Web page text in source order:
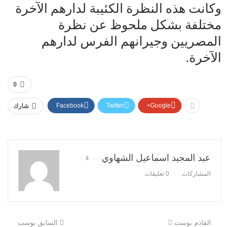
وكانت هذه النظرة الكئيبة لدارهم الآخرة
مختلفة بشكل ملحوظ عن نظرة
المصريين وجيرانهم الفرس لدارهم
الآخرة.
0
شارك Facebook Twitter Google+
عبد المجيد اسماعيل الشهاوي 4
المشاركات 0 تعليقات
السابق بوست القادم بوست